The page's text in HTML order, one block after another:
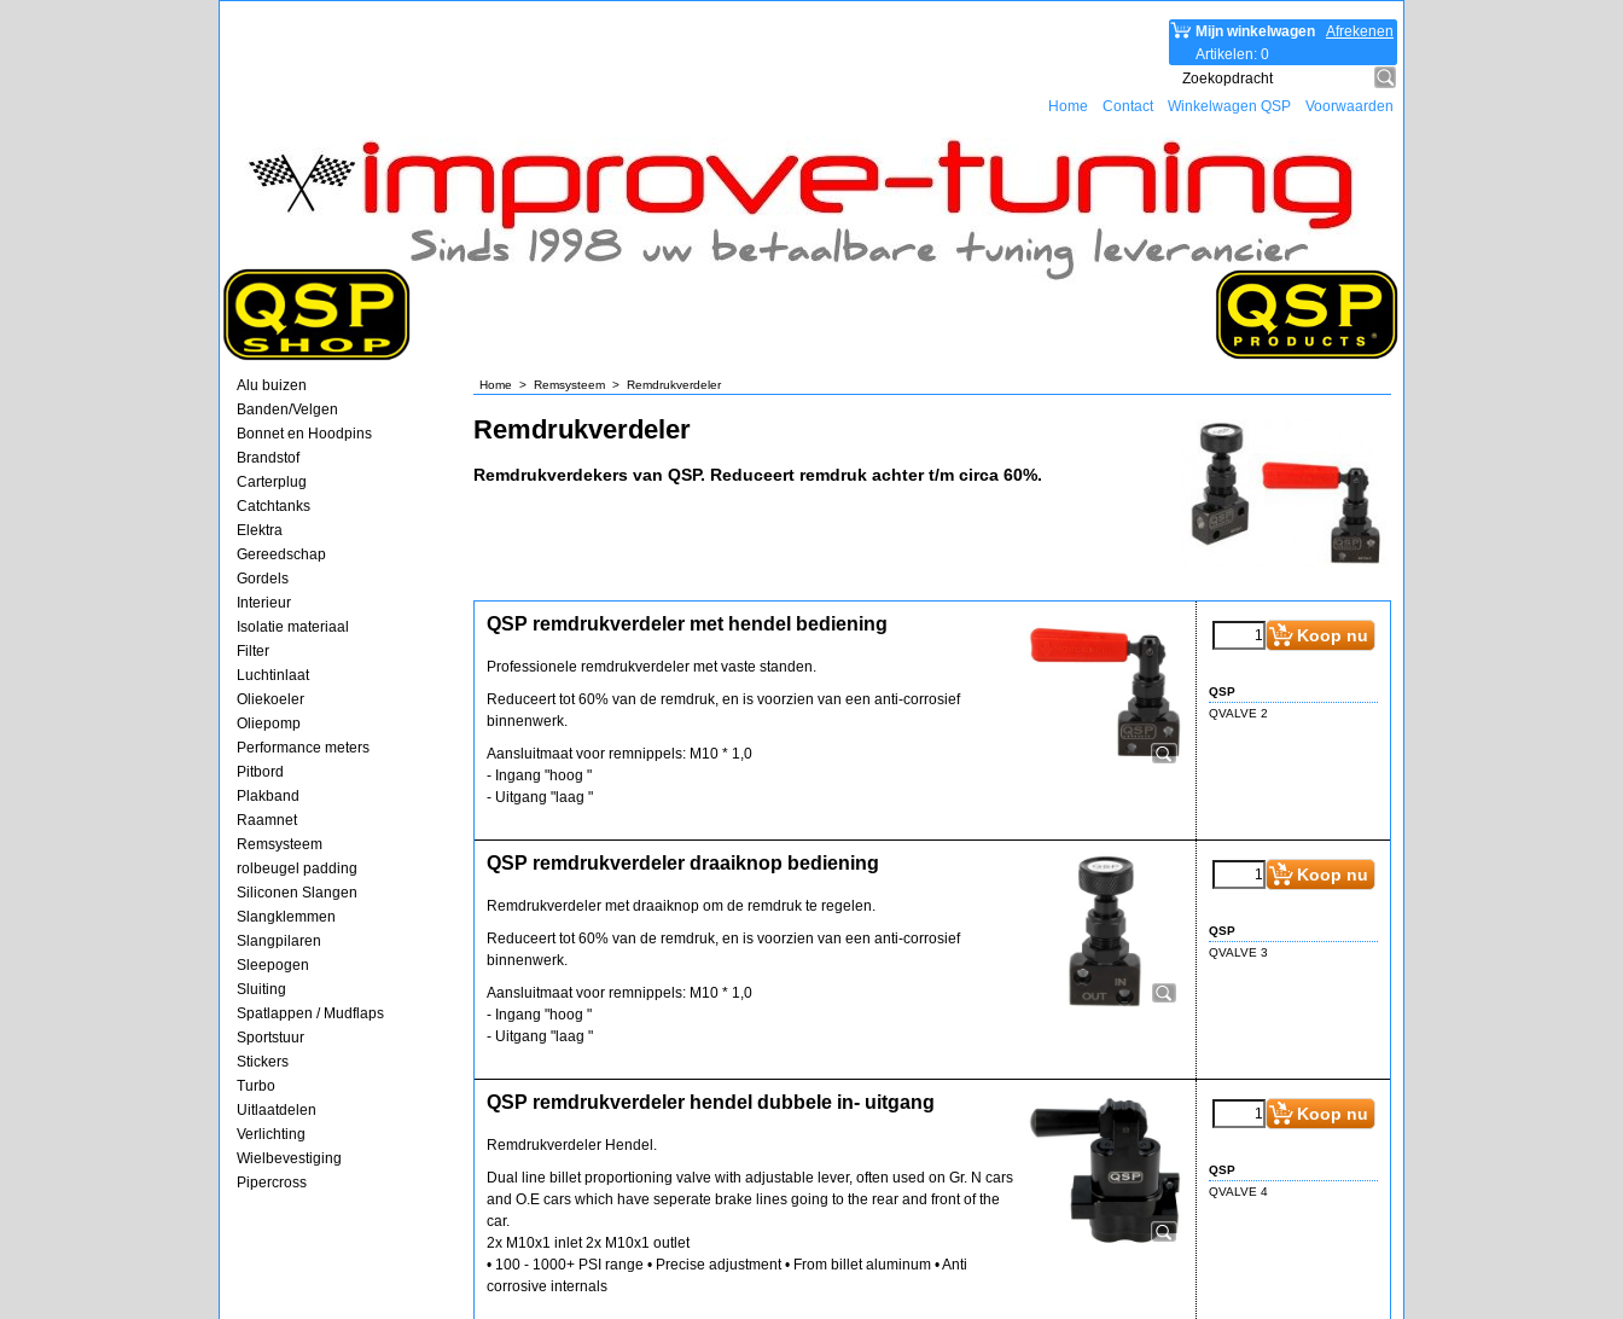
Afrekenen
Mijn winkelwagen
Artikelen: 0
Home Contact Winkelwagen QSP Voorwaarden
Alu buizen
Banden/Velgen
Bonnet en Hoodpins
Brandstof
Carterplug
Catchtanks
Elektra
Gereedschap
Gordels
Interieur
Isolatie materiaal
Filter
Luchtinlaat
Oliekoeler
Oliepomp
Performance meters
Pitbord
Plakband
Raamnet
Remsysteem
rolbeugel padding
Siliconen Slangen
Slangklemmen
Slangpilaren
Sleepogen
Sluiting
Spatlappen / Mudflaps
Sportstuur
Stickers
Turbo
Uitlaatdelen
Verlichting
Wielbevestiging
Pipercross
Home > Remsysteem > Remdrukverdeler
Remdrukverdeler
Remdrukverdekers van QSP. Reduceert remdruk achter t/m circa 60%.
€80.95
€72.85
Koop nu
QSP remdrukverdeler met hendel bediening
Professionele remdrukverdeler met vaste standen.
Reduceert tot 60% van de remdruk, en is voorzien van een anti-corrosief
binnenwerk.
Aansluitmaat voor remnippels: M10 * 1,0
- Ingang "hoog "
- Uitgang "laag "
€67.50
(incl BTW)
QSP remdrukverdeler draaiknop bediening
Remdrukverdeler met draaiknop om de remdruk te regelen.
Reduceert tot 60% van de remdruk, en is voorzien van een anti-corrosief
binnenwerk.
Aansluitmaat voor remnippels: M10 * 1,0
- Ingang "hoog "
- Uitgang "laag "
€279.95
(incl BTW)
QSP remdrukverdeler hendel dubbele in- uitgang
Remdrukverdeler Hendel.
Dual line billet proportioning valve with adjustable lever, often used on Gr. N cars
and O.E cars which have seperate brake lines going to the rear and front of the
car.
2x M10x1 inlet 2x M10x1 outlet
• 100 - 1000+ PSI range • Precise adjustment • From billet aluminum • Anti
corrosive internals